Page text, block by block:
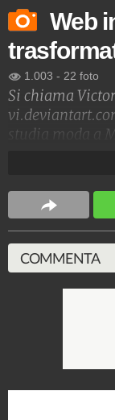
Web
1.003 - 22 foto
Si chiama
studia moda a
Tecnologia
COMMENTA